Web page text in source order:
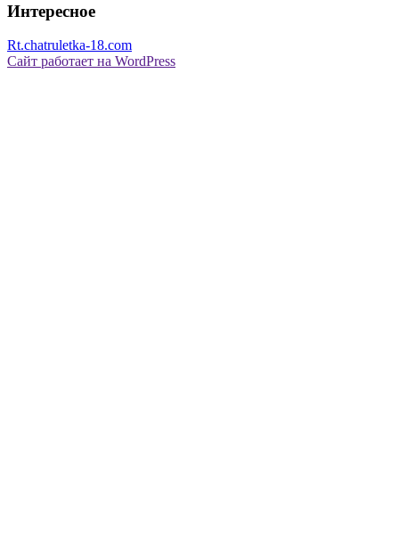
Интересное
Rt.chatruletka-18.com
Сайт работает на WordPress